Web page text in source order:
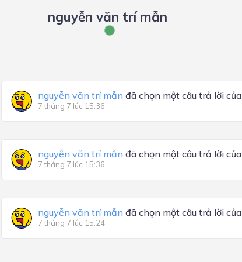
nguyễn văn trí mẫn
nguyễn văn trí mẫn đã chọn một câu trả lời của
7 tháng 7 lúc 15:36
nguyễn văn trí mẫn đã chọn một câu trả lời của
7 tháng 7 lúc 15:36
nguyễn văn trí mẫn đã chọn một câu trả lời của
7 tháng 7 lúc 15:24